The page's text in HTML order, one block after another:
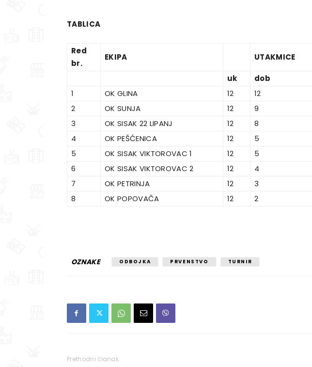
TABLICA
Red
br.
EKIPA UTAKMICE
uk dob
1
OK GLINA 12 12
2
OK SUNJA 12 9
3
OK SISAK 22 LIPANJ 12 8
4
OK PEŠĆENICA 12 5
5
OK SISAK VIKTOROVAC 1 12 5
6
OK SISAK VIKTOROVAC 2 12 4
7
OK PETRINJA 12 3
8
OK POPOVAČA 12 2
OZNAKE ODBOJKA PRVENSTVO TURNIR
Prethodni članak